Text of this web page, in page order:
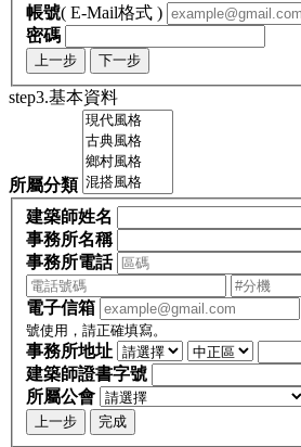
帳號( E-Mail格式 )
密碼
上一步 下一步
step3.基本資料
所屬分類
建築師姓名
事務所名稱
事務所電話
電子信箱
號使用，請正確填寫。
事務所地址
建築師證書字號
所屬公會
上一步 完成